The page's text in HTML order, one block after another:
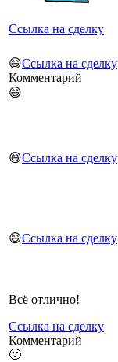
Ссылка на сделку
😄Ссылка на сделку
Комментарий
😄
😄Ссылка на сделку
😄Ссылка на сделку
Всё отлично!
Ссылка на сделку
Комментарий
🙂